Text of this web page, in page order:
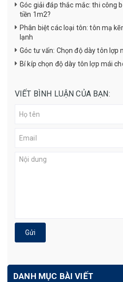
Góc giải đáp thắc mắc: thi công
tiền 1m2?
Phân biệt các loại tôn: tôn mạ
lạnh
Góc tư vấn: Chọn độ dày tôn lợp
Bí kíp chọn độ dày tôn lợp mái
VIẾT BÌNH LUẬN CỦA BẠN:
Gửi
DANH MỤC BÀI VIẾT